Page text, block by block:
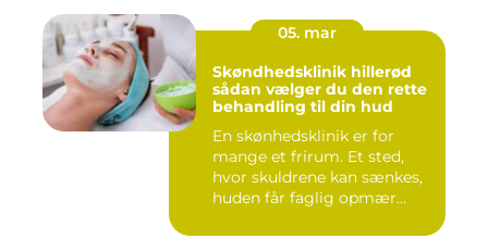
05. mar
Skøndhedsklinik hillerød
sådan vælger du den rette
behandling til din hud
En skønhedsklinik er for
mange et frirum. Et sted,
hvor skuldrene kan sænkes,
huden får faglig opmær...